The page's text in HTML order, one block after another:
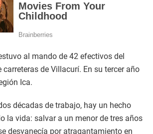
al mando de 42 efectivos del
de Villacurí. En su tercer año
Ica.
décadas de trabajo, hay un hecho
la vida: salvar a un menor de tres años
desvanecía por atragantamiento en